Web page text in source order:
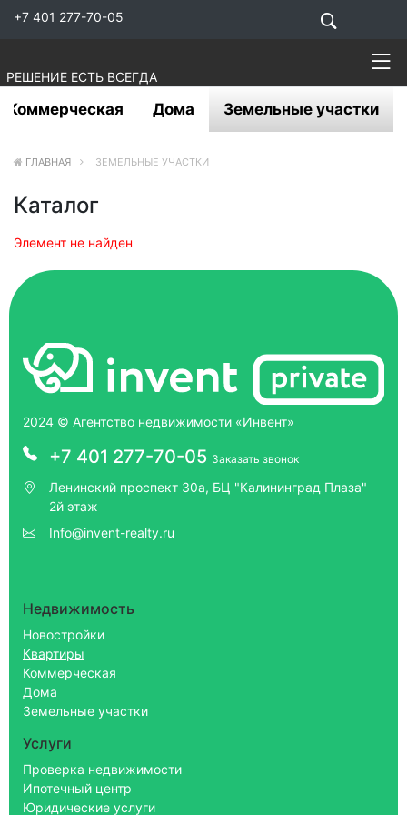
+7 401 277-70-05
РЕШЕНИЕ ЕСТЬ ВСЕГДА
Коммерческая Дома Земельные участки
ГЛАВНАЯ ЗЕМЕЛЬНЫЕ УЧАСТКИ
Каталог
Элемент не найден
2024 © Агентство недвижимости «Инвент»
+7 401 277-70-05 Заказать звонок
Ленинский проспект 30а, БЦ "Калининград Плаза"
2й этаж
Info@invent-realty.ru
Недвижимость
Новостройки
Квартиры
Коммерческая
Дома
Земельные участки
Услуги
Проверка недвижимости
Ипотечный центр
Юридические услуги